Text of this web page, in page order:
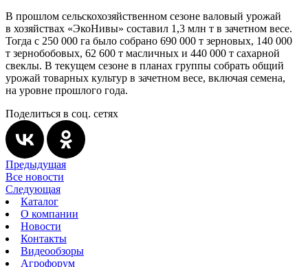
В прошлом сельскохозяйственном сезоне валовый урожай
в хозяйствах «ЭкоНивы» составил 1,3 млн т в зачетном весе.
Тогда с 250 000 га было собрано 690 000 т зерновых, 140 000
т зернобобовых, 62 600 т масличных и 440 000 т сахарной
свеклы. В текущем сезоне в планах группы собрать общий
урожай товарных культур в зачетном весе, включая семена,
на уровне прошлого года.
Поделиться в соц. сетях
Предыдущая
Все новости
Следующая
Каталог
О компании
Новости
Контакты
Видеообзоры
Агрофорум